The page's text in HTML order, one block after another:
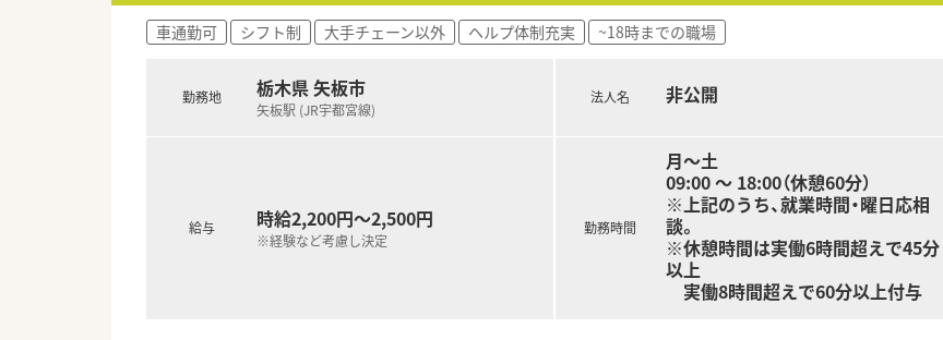
車通勤可 シフト制 大手チェーン以外 ヘルプ体制充実 ~18時までの職場
勤務地 栃木県 矢板市
矢板駅 (JR宇都宮線)
給与 時給2,200円～2,500円
※経験など考慮し決定
法人名 非公開
勤務時間
月～土
09:00 ～ 18:00（休憩60分）
※上記のうち、就業時間・曜日応相
談。
※休憩時間は実働6時間超えで45分
以上
実働8時間超えで60分以上付与